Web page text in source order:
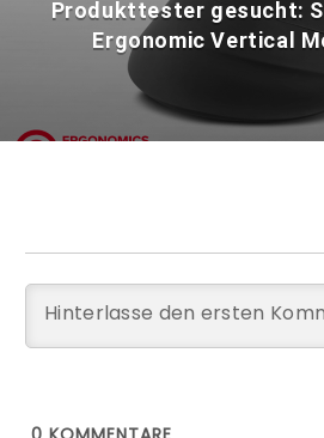
Produkttester gesucht:
Ergonomic Vertical